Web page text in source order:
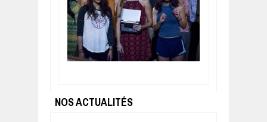
NOS ACTUALITÉS